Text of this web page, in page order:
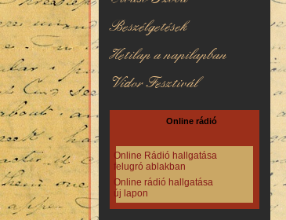
Beszélgetések
Hetilap a napilapban
Vidor Fesztivál
Online rádió
Online Rádió hallgatása
felugró ablakban
Online rádió hallgatása
új lapon